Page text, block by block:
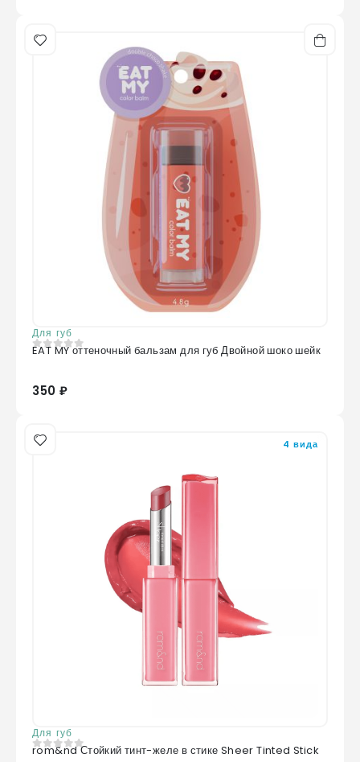
Для губ
0из 5
EAT MY оттеночный бальзам для губ Двойной шоко шейк
350 ₽
4 вида
Для губ
0из 5
rom&nd Стойкий тинт-желе в стике Sheer Tinted Stick